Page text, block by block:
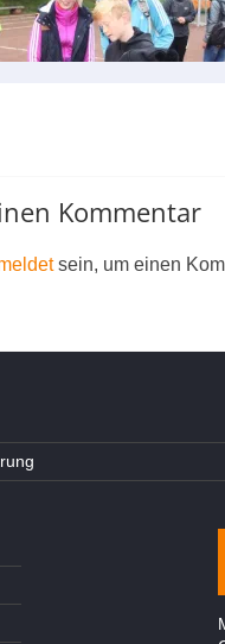
Kommentar
sein, um einen